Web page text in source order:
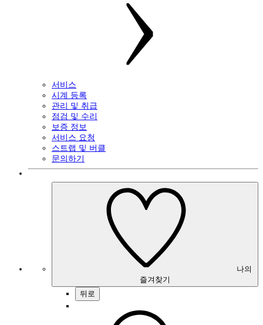
서비스
시계 등록
관리 및 취급
점검 및 수리
보증 정보
서비스 요청
스트랩 및 버클
문의하기
즐겨찾기
뒤로